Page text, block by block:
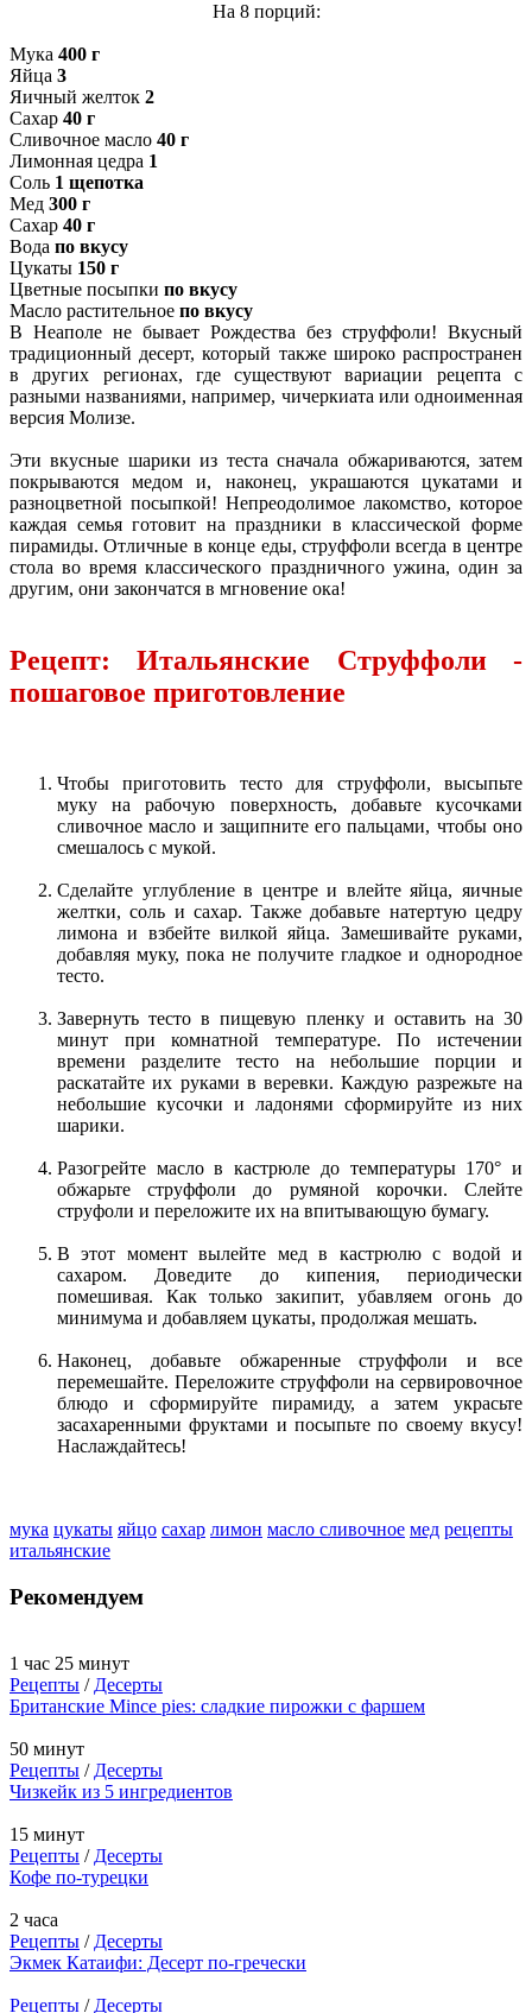
На 8 порций:
Мука 400 г
Яйца 3
Яичный желток 2
Сахар 40 г
Сливочное масло 40 г
Лимонная цедра 1
Соль 1 щепотка
Мед 300 г
Сахар 40 г
Вода по вкусу
Цукаты 150 г
Цветные посыпки по вкусу
Масло растительное по вкусу
В Неаполе не бывает Рождества без струффоли! Вкусный
традиционный десерт, который также широко распространен
в других регионах, где существуют вариации рецепта с
разными названиями, например, чичеркиата или одноименная
версия Молизе.
Эти вкусные шарики из теста сначала обжариваются, затем
покрываются медом и, наконец, украшаются цукатами и
разноцветной посыпкой! Непреодолимое лакомство, которое
каждая семья готовит на праздники в классической форме
пирамиды. Отличные в конце еды, струффоли всегда в центре
стола во время классического праздничного ужина, один за
другим, они закончатся в мгновение ока!
Рецепт: Итальянские Струффоли -
пошаговое приготовление
Чтобы приготовить тесто для струффоли, высыпьте
муку на рабочую поверхность, добавьте кусочками
сливочное масло и защипните его пальцами, чтобы оно
смешалось с мукой.
Сделайте углубление в центре и влейте яйца, яичные
желтки, соль и сахар. Также добавьте натертую цедру
лимона и взбейте вилкой яйца. Замешивайте руками,
добавляя муку, пока не получите гладкое и однородное
тесто.
Завернуть тесто в пищевую пленку и оставить на 30
минут при комнатной температуре. По истечении
времени разделите тесто на небольшие порции и
раскатайте их руками в веревки. Каждую разрежьте на
небольшие кусочки и ладонями сформируйте из них
шарики.
Разогрейте масло в кастрюле до температуры 170° и
обжарьте струффоли до румяной корочки. Слейте
струфоли и переложите их на впитывающую бумагу.
В этот момент вылейте мед в кастрюлю с водой и
сахаром. Доведите до кипения, периодически
помешивая. Как только закипит, убавляем огонь до
минимума и добавляем цукаты, продолжая мешать.
Наконец, добавьте обжаренные струффоли и все
перемешайте. Переложите струффоли на сервировочное
блюдо и сформируйте пирамиду, а затем украсьте
засахаренными фруктами и посыпьте по своему вкусу!
Наслаждайтесь!
мука цукаты яйцо сахар лимон масло сливочное мед рецепты
итальянские
Рекомендуем
1 час 25 минут
Рецепты /Десерты
Британские Mince pies: сладкие пирожки с фаршем
50 минут
Рецепты /Десерты
Чизкейк из 5 ингредиентов
15 минут
Рецепты /Десерты
Кофе по-турецки
2 часа
Рецепты /Десерты
Экмек Катаифи: Десерт по-гречески
Рецепты /Десерты